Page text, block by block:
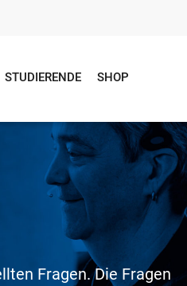
STUDIERENDE SHOP
Fragen. Die Fragen